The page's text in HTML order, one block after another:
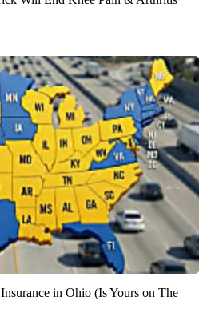
in Ohio (Is Yours on The